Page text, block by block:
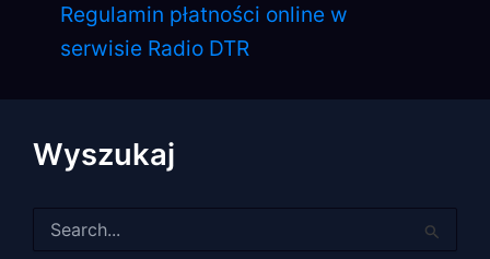
Regulamin płatności online w
serwisie Radio DTR
Wyszukaj
dla: